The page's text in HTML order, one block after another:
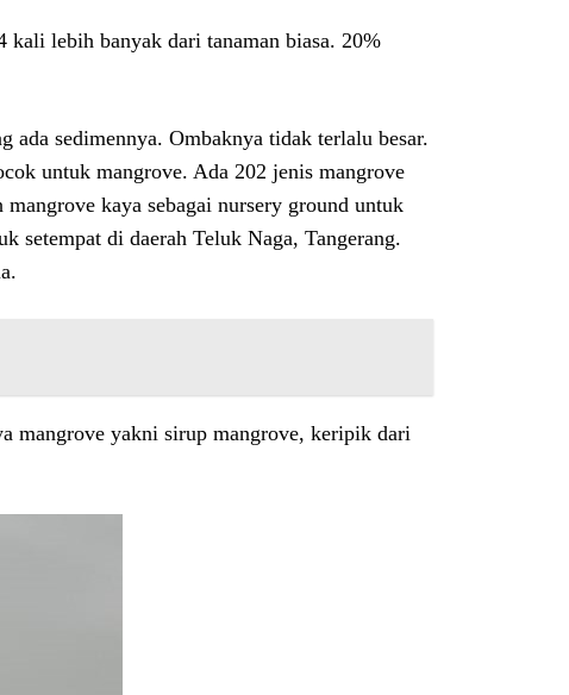
kali lebih banyak dari tanaman biasa. 20%
ada sedimennya. Ombaknya tidak terlalu besar.
untuk mangrove. Ada 202 jenis mangrove
kaya sebagai nursery ground untuk
setempat di daerah Teluk Naga, Tangerang.
mangrove yakni sirup mangrove, keripik dari